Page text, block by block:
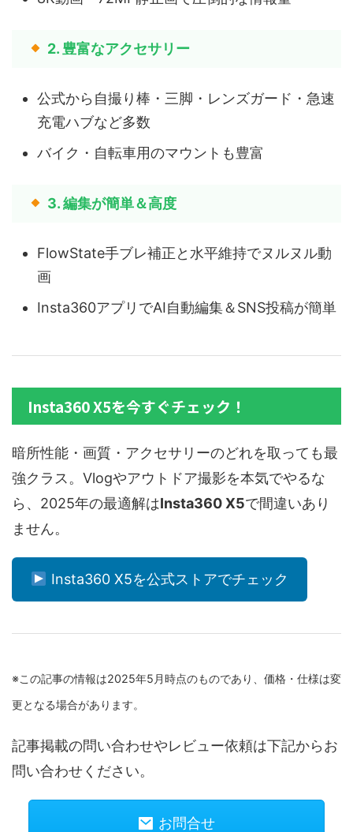
2. 豊富なアクセサリー
公式から自撮り棒・三脚・レンズガード・急速
充電ハブなど多数
バイク・自転車用のマウントも豊富
3. 編集が簡単＆高度
FlowState手ブレ補正と水平維持でヌルヌル動
画
Insta360アプリでAI自動編集＆SNS投稿が簡単
Insta360 X5を今すぐチェック！
暗所性能・画質・アクセサリーのどれを取っても最
強クラス。Vlogやアウトドア撮影を本気でやるな
ら、2025年の最適解はInsta360 X5で間違いあり
ません。
Insta360 X5を公式ストアでチェック
※この記事の情報は2025年5月時点のものであり、価格・仕様は変
更となる場合があります。
記事掲載の問い合わせやレビュー依頼は下記からお
問い合わせください。
お問合せ